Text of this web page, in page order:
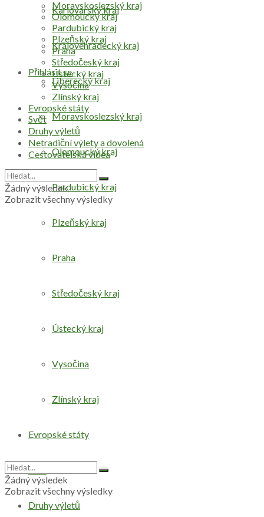
Přihlásit se
Karlovarský kraj
Královéhradecký kraj
Liberecký kraj
Moravskoslezský kraj
Olomoucký kraj
Pardubický kraj
Plzeňský kraj
Praha
Středočeský kraj
Ústecký kraj
Vysočina
Zlínský kraj
Evropské státy
Svět
Druhy výletů
Moravskoslezský kraj
Olomoucký kraj
Pardubický kraj
Plzeňský kraj
Praha
Středočeský kraj
Ústecký kraj
Vysočina
Zlínský kraj
Evropské státy
Svět
Druhy výletů
Netradiční výlety a dovolená
Cestovatelská videa
Žádný výsledek
Zobrazit všechny výsledky
Žádný výsledek
Zobrazit všechny výsledky